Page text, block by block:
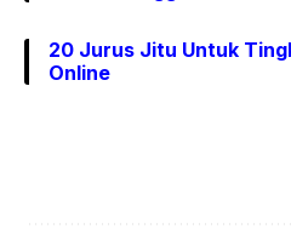
20 Jurus Jitu Untuk
Online